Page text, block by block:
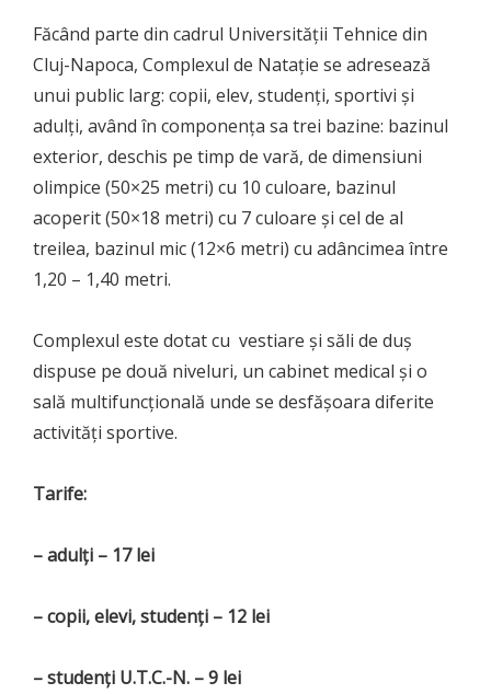
Făcând parte din cadrul Universității Tehnice din
Cluj-Napoca, Complexul de Natație se adresează
unui public larg: copii, elev, studenți, sportivi și
adulți, având în componența sa trei bazine: bazinul
exterior, deschis pe timp de vară, de dimensiuni
olimpice (50×25 metri) cu 10 culoare, bazinul
acoperit (50×18 metri) cu 7 culoare și cel de al
treilea, bazinul mic (12×6 metri) cu adâncimea între
1,20 – 1,40 metri.
Complexul este dotat cu vestiare şi săli de duş
dispuse pe două niveluri, un cabinet medical şi o
sală multifuncţională unde se desfăşoara diferite
activităţi sportive.
Tarife:
– adulți – 17 lei
– copii, elevi, studenți – 12 lei
– studenți U.T.C.-N. – 9 lei